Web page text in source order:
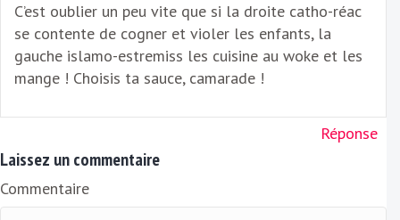
C’est oublier un peu vite que si la droite catho-réac
se contente de cogner et violer les enfants, la
gauche islamo-estremiss les cuisine au woke et les
mange ! Choisis ta sauce, camarade !
Réponse
Laissez un commentaire
Commentaire